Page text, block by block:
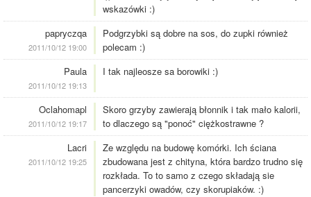
wskazówki :)
papryczqa
2011/10/12 19:00
Podgrzybki są dobre na sos, do zupki również
polecam :)
Paula
2011/10/12 19:13
I tak najleosze sa borowiki :)
Oclahomapl
2011/10/12 19:17
Skoro grzyby zawierają błonnik i tak mało kalorii,
to dlaczego są "ponoć" ciężkostrawne ?
Lacri
2011/10/12 19:25
Ze względu na budowę komórki. Ich ściana
zbudowana jest z chityna, która bardzo trudno się
rozkłada. To to samo z czego składają sie
pancerzyki owadów, czy skorupiaków. :)